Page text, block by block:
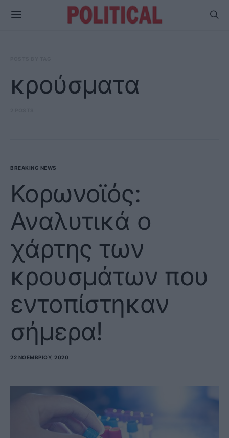
κρούσματα
BREAKING NEWS
Κορωνοϊός:
Αναλυτικά ο
χάρτης των
κρουσμάτων που
εντοπίστηκαν
σήμερα!
22 ΝΟΕΜΒΡΊΟΥ, 2020